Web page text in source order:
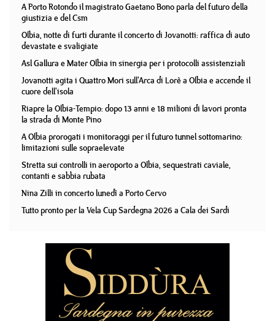
A Porto Rotondo il magistrato Gaetano Bono parla del futuro della
giustizia e del Csm
Olbia, notte di furti durante il concerto di Jovanotti: raffica di auto
devastate e svaligiate
Asl Gallura e Mater Olbia in sinergia per i protocolli assistenziali
Jovanotti agita i Quattro Mori sull'Arca di Lorè a Olbia e accende il
cuore dell'isola
Riapre la Olbia-Tempio: dopo 13 anni e 18 milioni di lavori pronta
la strada di Monte Pino
A Olbia prorogati i monitoraggi per il futuro tunnel sottomarino:
limitazioni sulle sopraelevate
Stretta sui controlli in aeroporto a Olbia, sequestrati caviale,
contanti e sabbia rubata
Nina Zilli in concerto lunedì a Porto Cervo
Tutto pronto per la Vela Cup Sardegna 2026 a Cala dei Sardi